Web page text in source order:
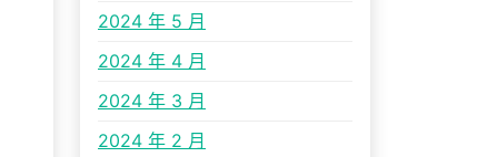
2024 年 5 月
2024 年 4 月
2024 年 3 月
2024 年 2 月